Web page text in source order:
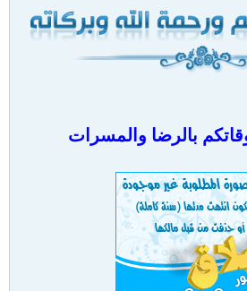
بالرضا والمسرات